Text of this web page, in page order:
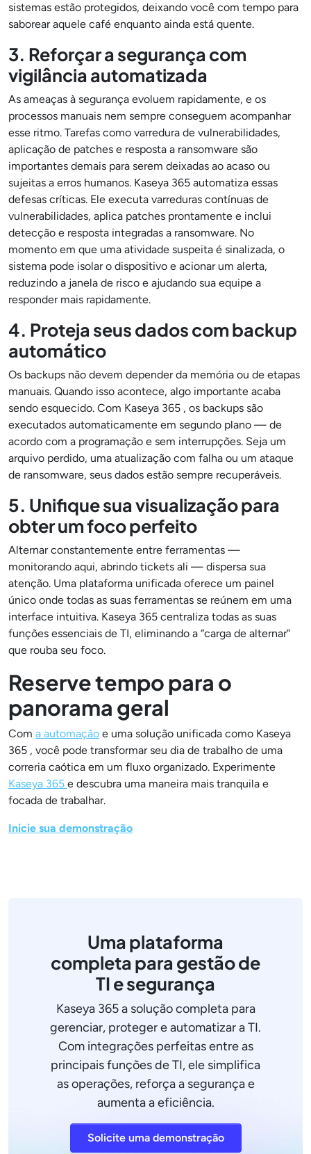
sistemas estão protegidos, deixando você com tempo para
saborear aquele café enquanto ainda está quente.
3. Reforçar a segurança com
vigilância automatizada
As ameaças à segurança evoluem rapidamente, e os
processos manuais nem sempre conseguem acompanhar
esse ritmo. Tarefas como varredura de vulnerabilidades,
aplicação de patches e resposta a ransomware são
importantes demais para serem deixadas ao acaso ou
sujeitas a erros humanos. Kaseya 365 automatiza essas
defesas críticas. Ele executa varreduras contínuas de
vulnerabilidades, aplica patches prontamente e inclui
detecção e resposta integradas a ransomware. No
momento em que uma atividade suspeita é sinalizada, o
sistema pode isolar o dispositivo e acionar um alerta,
reduzindo a janela de risco e ajudando sua equipe a
responder mais rapidamente.
4. Proteja seus dados com backup
automático
Os backups não devem depender da memória ou de etapas
manuais. Quando isso acontece, algo importante acaba
sendo esquecido. Com Kaseya 365 , os backups são
executados automaticamente em segundo plano — de
acordo com a programação e sem interrupções. Seja um
arquivo perdido, uma atualização com falha ou um ataque
de ransomware, seus dados estão sempre recuperáveis.
5. Unifique sua visualização para
obter um foco perfeito
Alternar constantemente entre ferramentas —
monitorando aqui, abrindo tickets ali — dispersa sua
atenção. Uma plataforma unificada oferece um painel
único onde todas as suas ferramentas se reúnem em uma
interface intuitiva. Kaseya 365 centraliza todas as suas
funções essenciais de TI, eliminando a “carga de alternar”
que rouba seu foco.
Reserve tempo para o
panorama geral
Com a automação e uma solução unificada como Kaseya
365 , você pode transformar seu dia de trabalho de uma
correria caótica em um fluxo organizado. Experimente
Kaseya 365 e descubra uma maneira mais tranquila e
focada de trabalhar.
Inicie sua demonstração
Uma plataforma
completa para gestão de
TI e segurança
Kaseya 365 a solução completa para
gerenciar, proteger e automatizar a TI.
Com integrações perfeitas entre as
principais funções de TI, ele simplifica
as operações, reforça a segurança e
aumenta a eficiência.
Solicite uma demonstração